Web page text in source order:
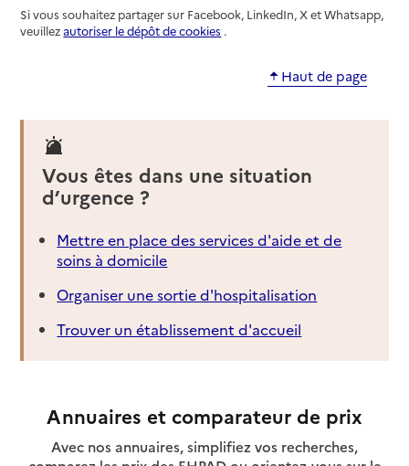
Si vous souhaitez partager sur Facebook, LinkedIn, X et Whatsapp,
veuillezautoriser le dépôt de cookies .
Haut de page
Vous êtes dans une situation
d’urgence ?
Mettre en place des services d'aide et de
soins à domicile
Organiser une sortie d'hospitalisation
Trouver un établissement d'accueil
Annuaires et comparateur de prix
Avec nos annuaires, simplifiez vos recherches,